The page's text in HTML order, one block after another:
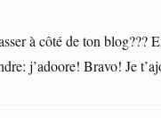
à côté de ton blog???
j’adoore! Bravo! Je